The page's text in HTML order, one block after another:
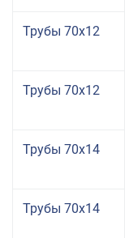
Трубы 70x12
Трубы 70x12
Трубы 70x14
Трубы 70x14